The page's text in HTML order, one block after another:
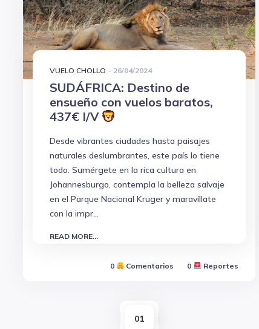
VUELO CHOLLO - 26/04/2024
SUDÁFRICA: Destino de
ensueño con vuelos baratos,
437€ I/V
Desde vibrantes ciudades hasta paisajes
naturales deslumbrantes, este país lo tiene
todo. Sumérgete en la rica cultura en
Johannesburgo, contempla la belleza salvaje
en el Parque Nacional Kruger y maravíllate
con la impr...
READ MORE...
0 Comentarios 0 Reportes
01